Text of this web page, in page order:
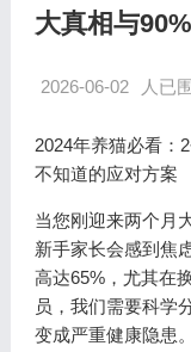
大真相与
2026-06-02 人已
2024年养猫必看：
不知道的应对方案
当您刚迎来两个月
新手家长会感到焦
高达65%，尤其在
员，我们需要科学
变成严重健康隐患。